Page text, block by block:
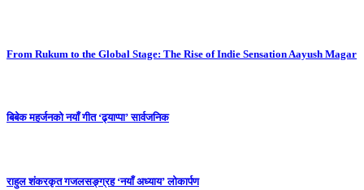
From Rukum to the Global Stage: The Rise of Indie Sensation Aayush Magar
बिबेक महर्जनको नयाँ गीत ‘ढ्याप्पा’ सार्वजनिक
राहुल शंकरकृत गजलसङ्ग्रह ‘नयाँ अध्याय’ लोकार्पण